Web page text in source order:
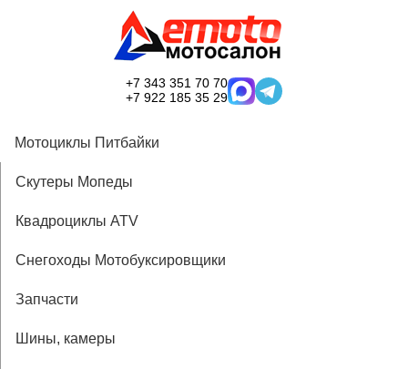
+7 343 351 70 70
+7 922 185 35 29
Мотоциклы Питбайки
Скутеры Мопеды
Квадроциклы ATV
Снегоходы Мотобуксировщики
Запчасти
Шины, камеры